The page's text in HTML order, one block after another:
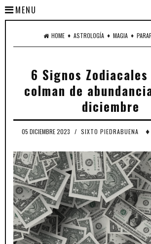
MENU
HOME ♦ ASTROLOGÍA ♦ MAGIA ♦
6 Signos Zodiacales
colman de
diciembre
05 DICIEMBRE 2023 / SIXTO PIEDRABUENA ♦